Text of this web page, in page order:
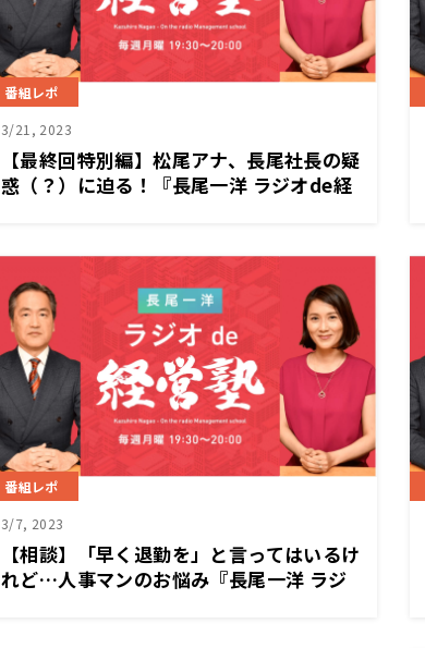
番組レポ
3/21, 2023
【最終回特別編】松尾アナ、長尾社長の疑
惑（？）に迫る！『長尾一洋 ラジオde経
番組レポ
3/7, 2023
【相談】「早く退勤を」と言ってはいるけ
れど…人事マンのお悩み『長尾一洋 ラジ